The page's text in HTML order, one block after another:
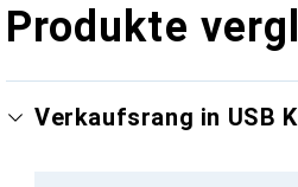
Produkte
Verkaufsrang in USB